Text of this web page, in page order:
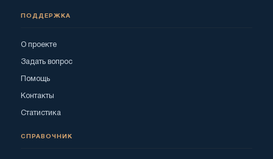
ПОДДЕРЖКА
О проекте
Задать вопрос
Помощь
Контакты
Статистика
СПРАВОЧНИК